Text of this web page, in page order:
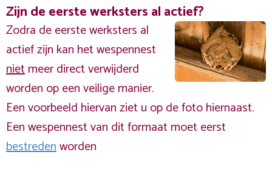
Zijn de eerste werksters al actief?
Zodra de eerste werksters al
actief zijn kan het wespennest
nietmeer direct verwijderd
worden op een veilige manier.
Een voorbeeld hiervan ziet u op de foto hiernaast.
Een wespennest van dit formaat moet eerst
bestredenworden